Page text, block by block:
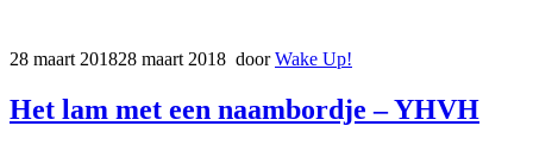
28 maart 201828 maart 2018 doorWake Up!
Het lam met een naambordje – YHVH